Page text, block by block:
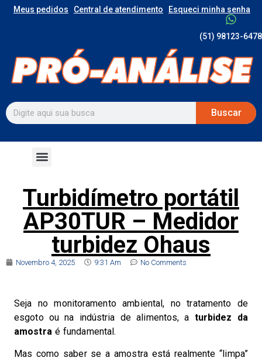
Meus pedidos Central de atendimento Esqueci minha senha
(51) 98123-6478
Buscar
Turbidímetro portátil
AP30TUR – Medidor
turbidez Ohaus
Novembro 4, 2025 9:31 Am No Comments
Seja no monitoramento ambiental, no tratamento de
esgoto ou na indústria de alimentos, a turbidez da
amostra é fundamental.
Mas como saber se a amostra está realmente “limpa”